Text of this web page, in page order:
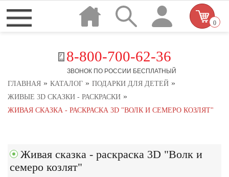
8-800-700-62-36
ЗВОНОК ПО РОССИИ БЕСПЛАТНЫЙ
0
ГЛАВНАЯ » КАТАЛОГ » ПОДАРКИ ДЛЯ ДЕТЕЙ »
ЖИВЫЕ 3D СКАЗКИ - РАСКРАСКИ »
ЖИВАЯ СКАЗКА - РАСКРАСКА 3D "ВОЛК И СЕМЕРО КОЗЛЯТ"
Живая сказка - раскраска 3D "Волк и
семеро козлят"